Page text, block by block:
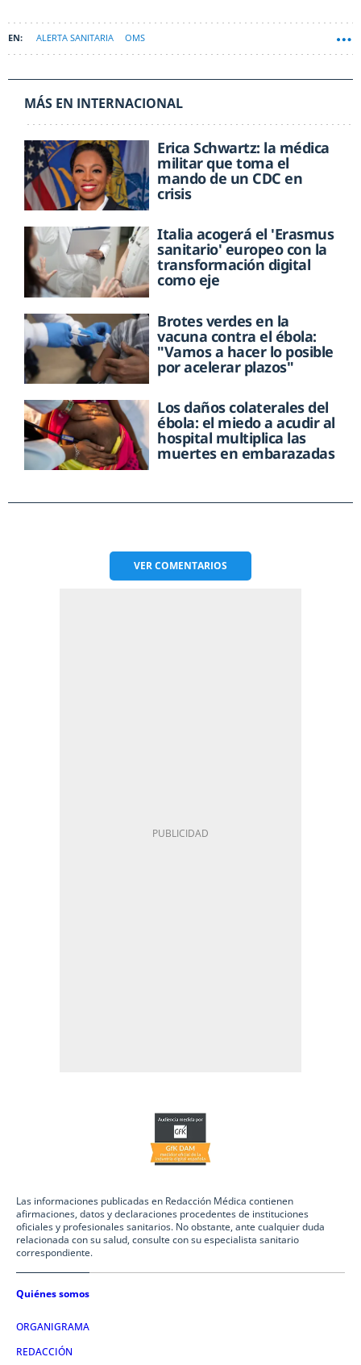
ALERTA SANITARIA OMS
MÁS EN INTERNACIONAL
Erica Schwartz: la médica
militar que toma el
mando de un CDC en
crisis
Italia acogerá el 'Erasmus
sanitario' europeo con la
transformación digital
como eje
Brotes verdes en la
vacuna contra el ébola:
"Vamos a hacer lo posible
por acelerar plazos"
Los daños colaterales del
ébola: el miedo a acudir al
hospital multiplica las
muertes en embarazadas
VERCOMENTARIOS
Las informaciones publicadas en Redacción Médica contienen
afirmaciones, datos y declaraciones procedentes de instituciones
oficiales y profesionales sanitarios. No obstante, ante cualquier duda
relacionada con su salud, consulte con su especialista sanitario
correspondiente.
Quiénes somos
ORGANIGRAMA
REDACCIÓN